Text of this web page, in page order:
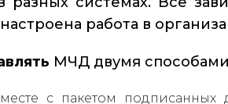
работа в
МЧД двумя
с пакетом подписанных